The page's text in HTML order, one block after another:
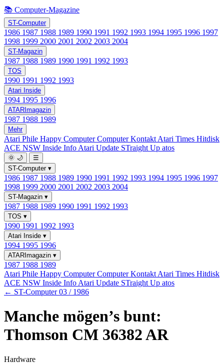
📚 Computer-Magazine
ST-Computer
1986 1987 1988 1989 1990 1991 1992 1993 1994 1995 1996 1997
1998 1999 2000 2001 2002 2003 2004
ST-Magazin
1987 1988 1989 1990 1991 1992 1993
TOS
1990 1991 1992 1993
Atari Inside
1994 1995 1996
ATARImagazin
1987 1988 1989
Mehr
Atari Phile Happy ComputerComputer Kontakt Atari Times Hitdisk
ACE NSW Inside Info Atari Update STraight Up atos
🌞 🌙
☰
ST-Computer ▾
1986 1987 1988 1989 1990 1991 1992 1993 1994 1995 1996 1997
1998 1999 2000 2001 2002 2003 2004
ST-Magazin ▾
1987 1988 1989 1990 1991 1992 1993
TOS ▾
1990 1991 1992 1993
Atari Inside ▾
1994 1995 1996
ATARImagazin ▾
1987 1988 1989
Atari Phile Happy ComputerComputer Kontakt Atari Times Hitdisk
ACE NSW Inside Info Atari Update STraight Up atos
← ST-Computer 03 / 1986
Manche mögen’s bunt:
Thomson CM 36382 AR
Hardware